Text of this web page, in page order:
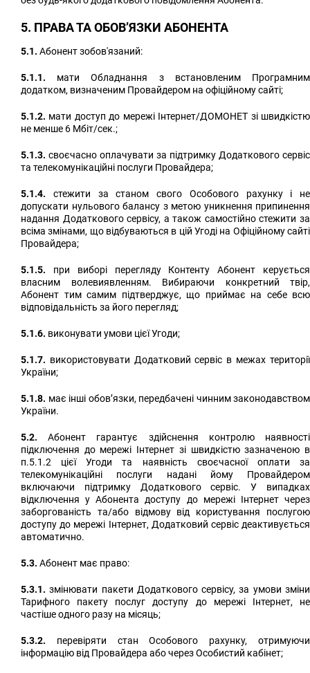
5. ПРАВА ТА ОБОВ’ЯЗКИ АБОНЕНТА
5.1. Абонент зобов'язаний:
5.1.1. мати Обладнання з встановленим Програмним
додатком, визначеним Провайдером на офіційному сайті;
5.1.2. мати доступ до мережі Інтернет/ДОМОНЕТ зі швидкістю
не менше 6 Мбіт/сек.;
5.1.3. своєчасно оплачувати за підтримку Додаткового сервіс
та телекомунікаційні послуги Провайдера;
5.1.4. стежити за станом свого Особового рахунку і не
допускати нульового балансу з метою уникнення припинення
надання Додаткового сервісу, а також самостійно стежити за
всіма змінами, що відбуваються в цій Угоді на Офіційному сайті
Провайдера;
5.1.5. при виборі перегляду Контенту Абонент керується
власним волевиявленням. Вибираючи конкретний твір,
Абонент тим самим підтверджує, що приймає на себе всю
відповідальність за його перегляд;
5.1.6. виконувати умови цієї Угоди;
5.1.7. використовувати Додатковий сервіс в межах території
України;
5.1.8. має інші обов’язки, передбачені чинним законодавством
України.
5.2. Абонент гарантує здійснення контролю наявності
підключення до мережі Інтернет зі швидкістю зазначеною в
п.5.1.2 цієї Угоди та наявність своєчасної оплати за
телекомунікаційні послуги надані йому Провайдером
включаючи підтримку Додаткового сервіс. У випадках
відключення у Абонента доступу до мережі Інтернет через
заборгованість та/або відмову від користування послугою
доступу до мережі Інтернет, Додатковий сервіс деактивується
автоматично.
5.3. Абонент має право:
5.3.1. змінювати пакети Додаткового сервісу, за умови зміни
Тарифного пакету послуг доступу до мережі Інтернет, не
частіше одного разу на місяць;
5.3.2. перевіряти стан Особового рахунку, отримуючи
інформацію від Провайдера або через Особистий кабінет;